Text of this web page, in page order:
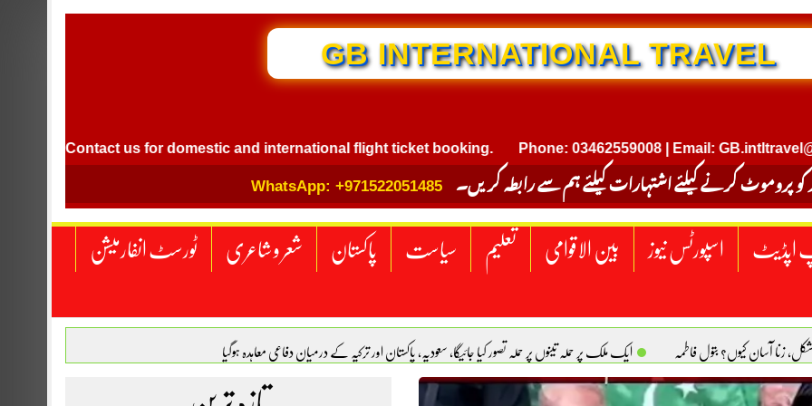
GB INTERNATIONAL TRAVEL
Contact us for domestic and international flight ticket booking. Phone: 03462559008 | Email:
کو پروموٹ کرنے کیلئے اشتہارات کیلئے ہم سے رابطہ کریں۔ WhatsApp: +971522051485
اپڈیٹ اسپورٹس نیوز بین الاقوامی تعلیم سیاست پاکستان شعر و شاعری ٹورسٹ انفارمیشن
زنا آسان کیوں؟ بتول فاطمہ ایک ملک پر حملہ تینوں پر حملہ تصور کیا جائیگا، سعودیہ، پاکستان اور ترکیہ کے درمیان دفاعی معاہدہ ہوگیا
. جی ایم ایڈووکیٹ اولڈ ہومز: اخلاقی و اسلامی اقدار کا زوال. سیدہ تسکین بخت